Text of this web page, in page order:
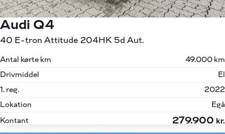
Audi Q4
40 E-tron Attitude 204HK 5d Aut.
Antal kørte km
49.000 km
Drivmiddel
El
1. reg.
2022
Lokation
Egå
Kontant
279.900 kr.